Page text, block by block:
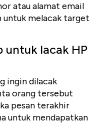
atau alamat email
untuk melacak target
untuk lacak HP
ingin dilacak
orang tersebut
pesan terakhir
untuk mendapatkan